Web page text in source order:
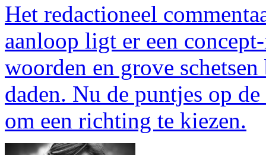
Het redactioneel
aanloop ligt er een
woorden en grove
daden. Nu de puntjes op
om een richting te kiezen.